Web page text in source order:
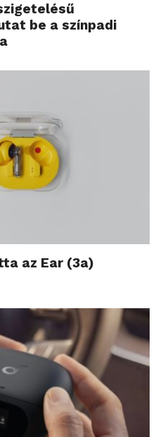
be a színpadi
az Ear (3a)